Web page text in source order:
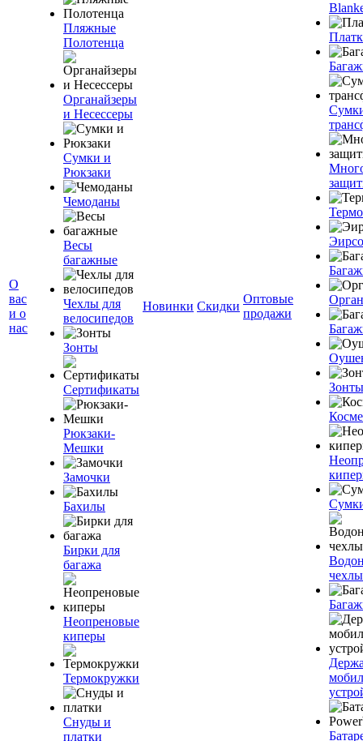
О
вас
и о
нас
Пляжные
Полотенца
Органайзеры
и Несессеры
Сумки и
Рюкзаки
Чемоданы
Весы
багажные
Чехлы для
велосипедов
Зонты
Сертификаты
Рюкзаки-
Мешки
Замочки
Бахилы
Бирки для
багажа
Неопреновые
киперы
Термокружки
Снуды и
платки
Новинки Скидки
Оптовые
продажи
Зонты